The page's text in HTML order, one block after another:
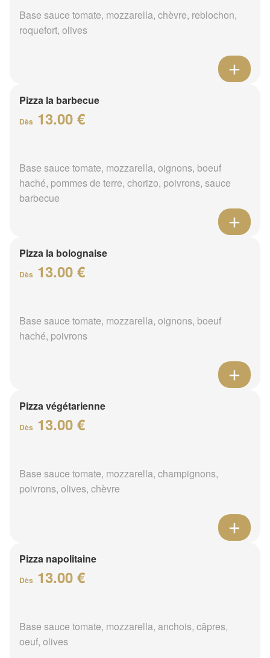
Base sauce tomate, mozzarella, chèvre, reblochon,
roquefort, olives
Pizza la barbecue
Dès 13.00 €
Base sauce tomate, mozzarella, oignons, boeuf
haché, pommes de terre, chorizo, poivrons, sauce
barbecue
Pizza la bolognaise
Dès 13.00 €
Base sauce tomate, mozzarella, oignons, boeuf
haché, poivrons
Pizza végétarienne
Dès 13.00 €
Base sauce tomate, mozzarella, champignons,
poivrons, olives, chèvre
Pizza napolitaine
Dès 13.00 €
Base sauce tomate, mozzarella, anchois, câpres,
oeuf, olives